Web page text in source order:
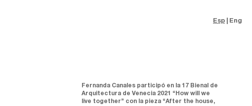
Esp Eng
Fernanda Canales participó en la 17 Bienal de
Arquitectura de Venecia 2021 “How will we
live together” con la pieza “After the house,